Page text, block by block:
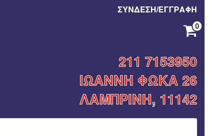
ΣΥΝΔΕΣΗ/ΕΓΓΡΑΦΗ
0
211 7153950
ΙΩΑΝΝΗ ΦΩΚΑ 26
ΛΑΜΠΡΙΝΗ, 11142